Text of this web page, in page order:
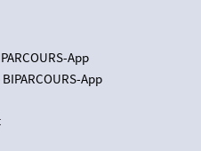
App
App